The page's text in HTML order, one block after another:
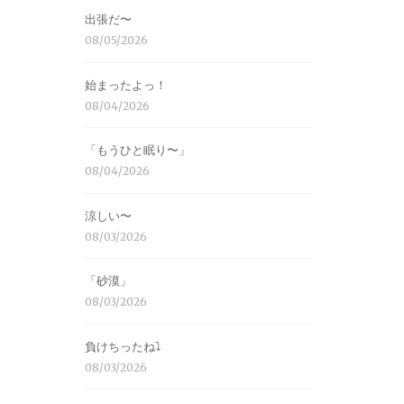
出張だ〜
08/05/2026
始まったよっ！
08/04/2026
「もうひと眠り〜」
08/04/2026
涼しい〜
08/03/2026
「砂漠」
08/03/2026
負けちったね⤵︎
08/03/2026